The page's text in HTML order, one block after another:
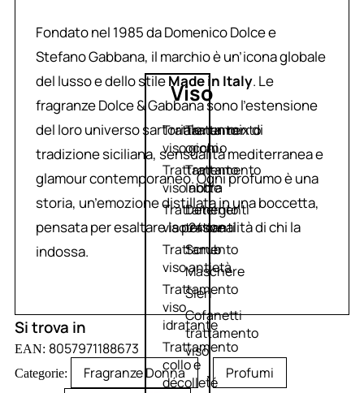
Viso
Trattamento
viso giorno
Trattamento
viso notte
Trattamento
viso 24 ore
Trattamento
viso antietà
Trattamento
viso
idratante
Trattamento
collo e
décolleté
Trattamento
occhi
Trattamento
labbra
Detergenti
trattanti
Scrub
Maschere
Sieri
Cofanetti
trattamento
viso
Fondato nel 1985 da Domenico Dolce e
Stefano Gabbana, il marchio è un’icona globale
del lusso e dello stileMade in Italy. Le
fragranze Dolce & Gabbana sono l’estensione
del loro universo sartoriale: un mix di
tradizione siciliana, sensualità mediterranea e
glamour contemporaneo. Ogni profumo è una
storia, un’emozione distillata in una boccetta,
pensata per esaltare la personalità di chi la
indossa.
Si trova in
EAN: 8057971188673
Categorie: Fragranze Donna , Profumi